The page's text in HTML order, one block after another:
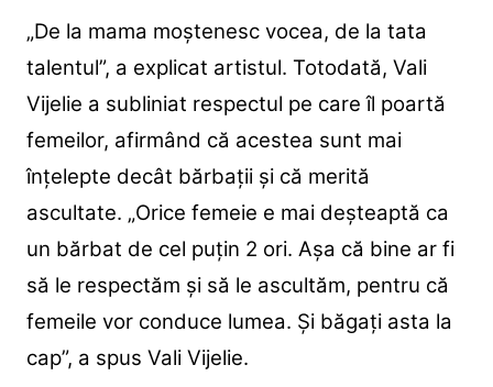
„De la mama moștenesc vocea, de la tata
talentul”, a explicat artistul. Totodată, Vali
Vijelie a subliniat respectul pe care îl poartă
femeilor, afirmând că acestea sunt mai
înțelepte decât bărbații și că merită
ascultate. „Orice femeie e mai deșteaptă ca
un bărbat de cel puțin 2 ori. Așa că bine ar fi
să le respectăm și să le ascultăm, pentru că
femeile vor conduce lumea. Și băgați asta la
cap”, a spus Vali Vijelie.